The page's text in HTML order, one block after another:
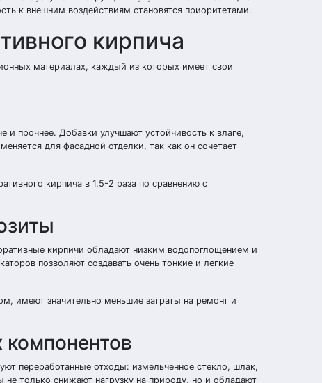
к внешним воздействиям становятся приоритетами.
кирпича
материалах, каждый из которых имеет свои
прочнее. Добавки улучшают устойчивость к влаге,
для фасадной отделки, так как он сочетает
кирпича в 1,5-2 раза по сравнению с
кирпичи обладают низким водопоглощением и
позволяют создавать очень тонкие и легкие
имеют значительно меньшие затраты на ремонт и
переработанные отходы: измельченное стекло, шлак,
только снижают нагрузку на природу, но и обладают